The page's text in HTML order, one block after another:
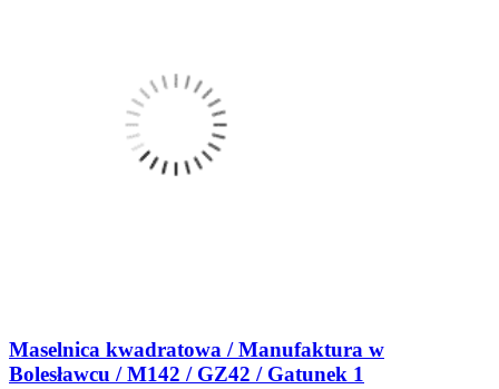
Maselnica kwadratowa / Manufaktura w
Bolesławcu / M142 / GZ42 / Gatunek 1